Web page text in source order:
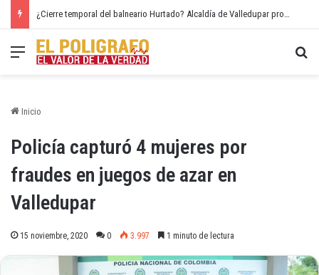
¿Cierre temporal del balneario Hurtado? Alcaldía de Valledupar propone recuperar el río Guatapurí
Menú
Inicio
Policía capturó 4 mujeres por
fraudes en juegos de azar en
Valledupar
15 noviembre, 2020 0 3.997 1 minuto de lectura